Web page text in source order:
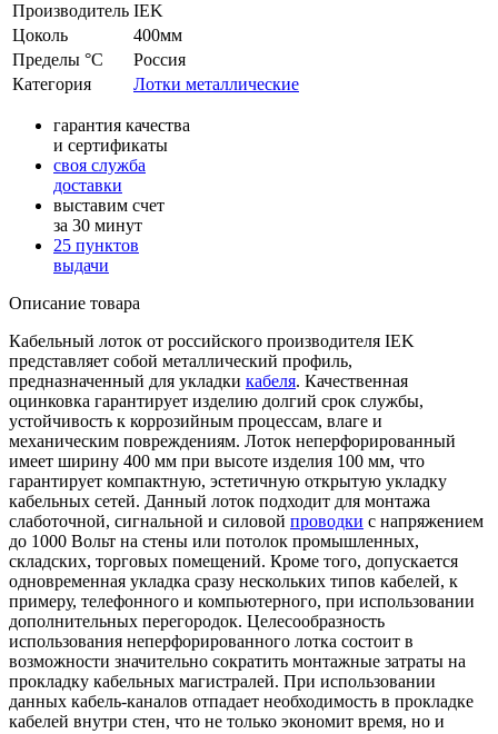
Производитель IEK
Цоколь
400мм
Пределы °С
Россия
Категория
Лотки металлические
гарантия качества
и сертификаты
своя служба
доставки
выставим счет
за 30 минут
25 пунктов
выдачи
Описание товара
Кабельный лоток от российского производителя IEK
представляет собой металлический профиль,
предназначенный для укладки кабеля. Качественная
оцинковка гарантирует изделию долгий срок службы,
устойчивость к коррозийным процессам, влаге и
механическим повреждениям. Лоток неперфорированный
имеет ширину 400 мм при высоте изделия 100 мм, что
гарантирует компактную, эстетичную открытую укладку
кабельных сетей. Данный лоток подходит для монтажа
слаботочной, сигнальной и силовой проводки с напряжением
до 1000 Вольт на стены или потолок промышленных,
складских, торговых помещений. Кроме того, допускается
одновременная укладка сразу нескольких типов кабелей, к
примеру, телефонного и компьютерного, при использовании
дополнительных перегородок. Целесообразность
использования неперфорированного лотка состоит в
возможности значительно сократить монтажные затраты на
прокладку кабельных магистралей. При использовании
данных кабель-каналов отпадает необходимость в прокладке
кабелей внутри стен, что не только экономит время, но и